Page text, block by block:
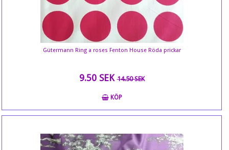
Gütermann Ring a roses Fenton House Röda prickar
9.50 SEK14.50 SEK
KÖP